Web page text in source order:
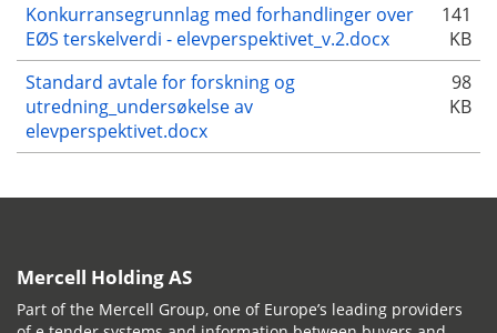
Konkurransegrunnlag med forhandlinger over
EØS terskelverdi - elevperspektivet_v.2.docx
141
KB
Standard avtale for forskning og
utredning_undersøkelse av
elevperspektivet.docx
98
KB
Mercell Holding AS
Part of the Mercell Group, one of Europe’s leading providers